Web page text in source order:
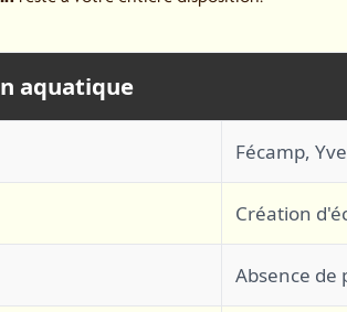
aquatique
Fécamp,
Création
Absence de